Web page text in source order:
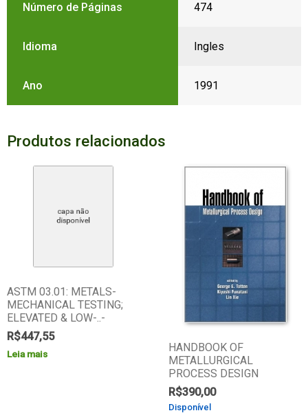
Número de Páginas 474
Idioma Ingles
Ano 1991
Produtos relacionados
ASTM 03.01: METALS-
MECHANICAL TESTING;
ELEVATED & LOW-..-
R$447,55
Leia mais
HANDBOOK OF
METALLURGICAL
PROCESS DESIGN
R$390,00
Disponível